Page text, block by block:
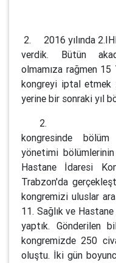
2. 2016 yılında
verdik. Bütün
olmamıza rağmen
kongreyi iptal etmek
yerine bir sonraki yıl
2. 2016
kongresinde
yönetimi
Hastane İdaresi
Trabzon'da
kongremizi uluslar
11. Sağlık ve
yaptık. Gönderilen
kongremizde 250
oluştu. İki gün